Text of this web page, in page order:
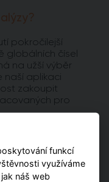
pokročilejší
globálních čísel
na užší výběr
naší aplikaci
zakoupit
pro
funkcí
využíváme
náš web